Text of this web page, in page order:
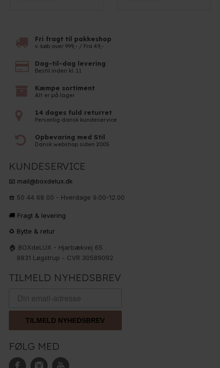
Fri fragt til pakkeshop
v. køb over 999,- / Fra 49,-
Dag-til-dag levering
Bestil inden kl. 11
Kæmpe sortiment
Alt er på lager
14 dages fuld returret
Personlig dansk kundeservice
Opbevaring med Stil
Dansk webshop siden 2005
KUNDESERVICE
📧 mail@boxdelux.dk
☎️ 50 44 68 00 - Hverdage 9.00-12.00
🚚 Fragt & levering
♻️ Bytte & retur
🏠 BOXdeLUX - Hjarbækvej 65
8831 Løgstrup - CVR 30589092
TILMELD NYHEDSBREV
TILMELD NYHEDSBREV
FØLG MED